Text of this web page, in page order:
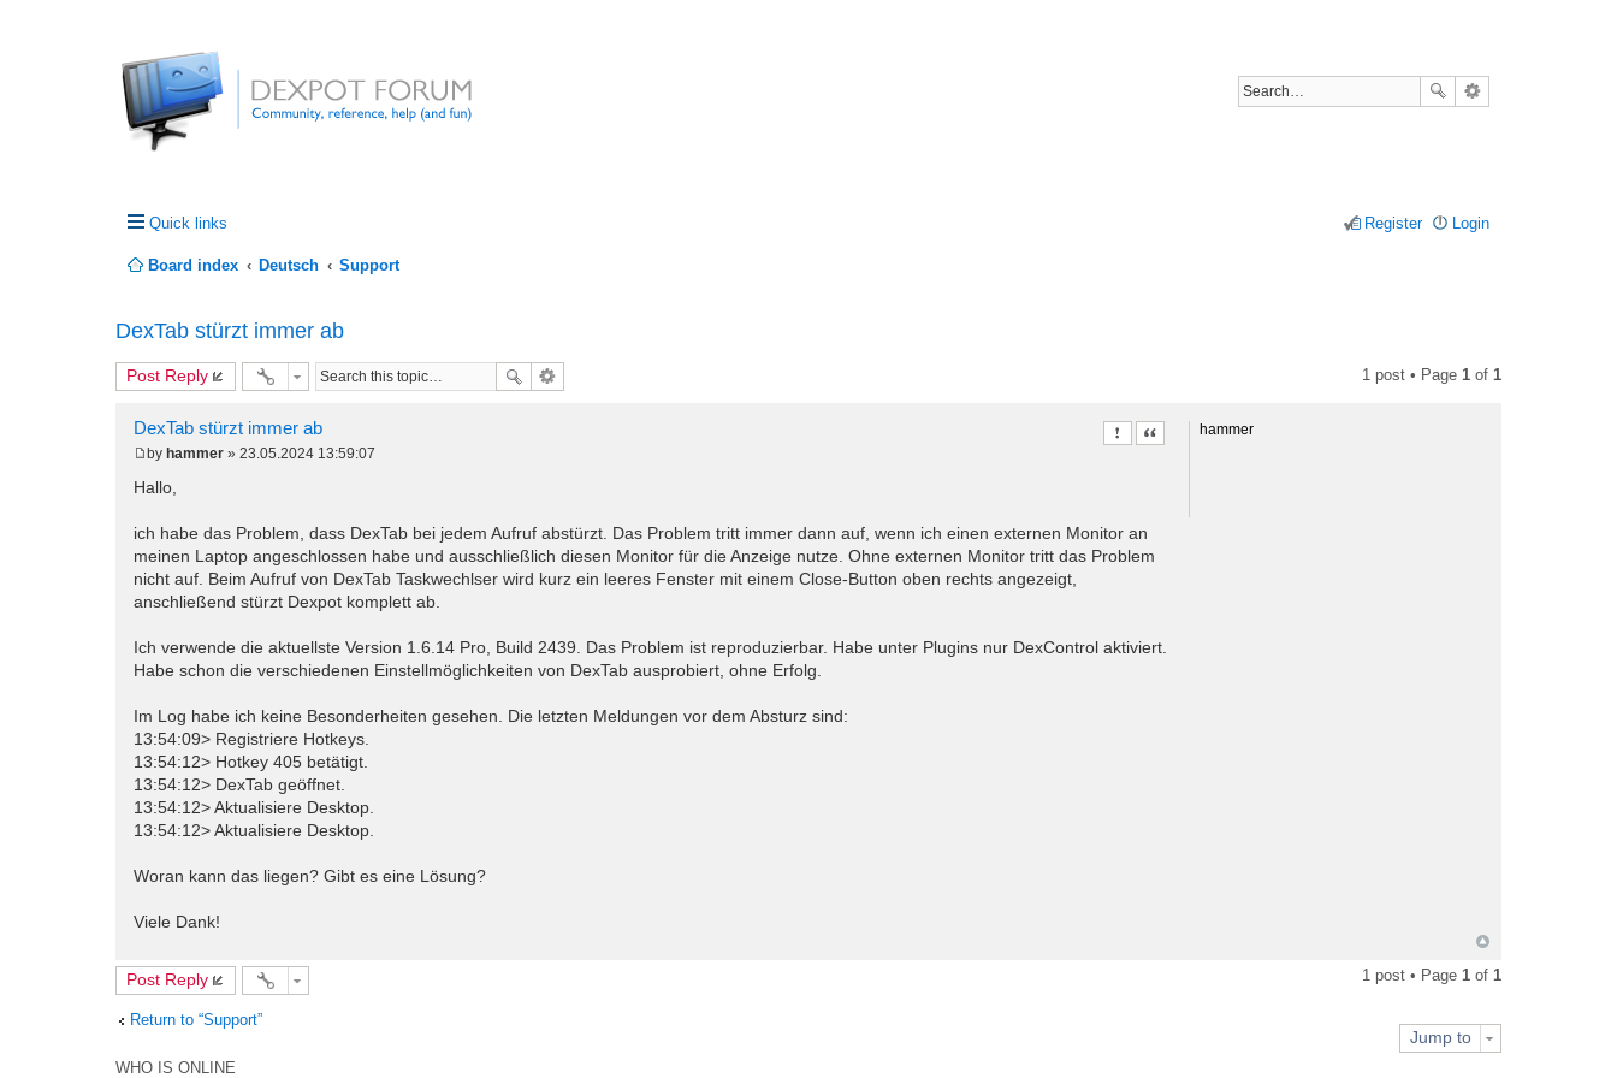
Quick links Login
Register
Board index Deutsch Support
DexTab stürzt immer ab
Post Reply 1 post • Page 1 of 1
hammer
DexTab stürzt immer ab Report this post
Quote
P
o
by hammer » 23.05.2024 13:59:07
Hallo,
ich habe das Problem, dass DexTab bei jedem Aufruf abstürzt. Das Problem tritt immer dann auf, wenn ich einen externen Monitor an
meinen Laptop angeschlossen habe und ausschließlich diesen Monitor für die Anzeige nutze. Ohne externen Monitor tritt das Problem
nicht auf. Beim Aufruf von DexTab Taskwechlser wird kurz ein leeres Fenster mit einem Close-Button oben rechts angezeigt,
anschließend stürzt Dexpot komplett ab.
Ich verwende die aktuellste Version 1.6.14 Pro, Build 2439. Das Problem ist reproduzierbar. Habe unter Plugins nur DexControl aktiviert.
Habe schon die verschiedenen Einstellmöglichkeiten von DexTab ausprobiert, ohne Erfolg.
Im Log habe ich keine Besonderheiten gesehen. Die letzten Meldungen vor dem Absturz sind:
13:54:09> Registriere Hotkeys.
13:54:12> Hotkey 405 betätigt.
13:54:12> DexTab geöffnet.
13:54:12> Aktualisiere Desktop.
13:54:12> Aktualisiere Desktop.
Woran kann das liegen? Gibt es eine Lösung?
Viele Dank!
Post Reply 1 post • Page 1 of 1
Return to “Support”
Jump to
WHO IS ONLINE